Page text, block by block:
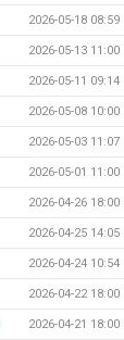
2026-05-18 08:59
2026-05-13 11:00
2026-05-11 09:14
2026-05-08 10:00
2026-05-03 11:07
2026-05-01 11:00
2026-04-26 18:00
2026-04-25 14:05
2026-04-24 10:54
2026-04-22 18:00
2026-04-21 18:00